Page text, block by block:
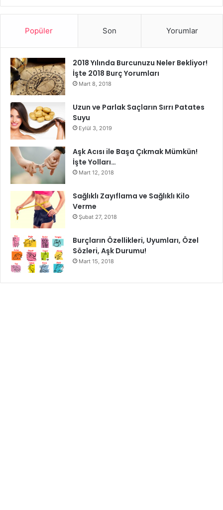
Popüler Son Yorumlar
2018 Yılında Burcunuzu Neler Bekliyor!
İşte 2018 Burç Yorumları
Mart 8, 2018
Uzun ve Parlak Saçların Sırrı Patates
Suyu
Eylül 3, 2019
Aşk Acısı ile Başa Çıkmak Mümkün!
İşte Yolları…
Mart 12, 2018
Sağlıklı Zayıflama ve Sağlıklı Kilo
Verme
Şubat 27, 2018
Burçların Özellikleri, Uyumları, Özel
Sözleri, Aşk Durumu!
Mart 15, 2018